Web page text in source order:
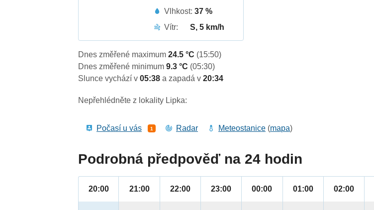
Vlhkost:37 %
Vítr:
S, 5 km/h
Dnes změřené maximum24.5 °C (15:50)
Dnes změřené minimum9.3 °C (05:30)
Slunce vychází v05:38a zapadá v20:34
Nepřehlédněte z lokality Lipka:
Počasí u vás 1 Radar Meteostanice (mapa)
Podrobná předpověď na 24 hodin
20:00 21:00 22:00 23:00 00:00 01:00 02:00